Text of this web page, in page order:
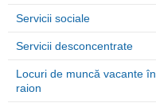
Servicii sociale
Servicii desconcentrate
Locuri de muncă vacante în
raion